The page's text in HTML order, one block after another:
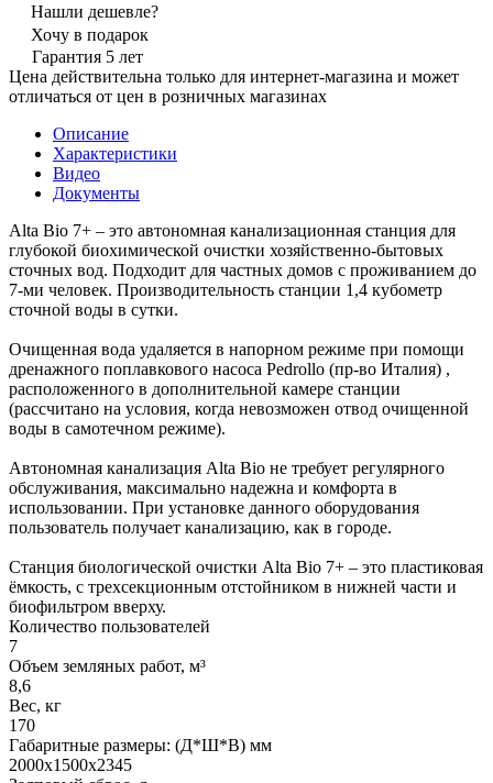
Нашли дешевле?
Хочу в подарок
Гарантия 5 лет
Цена действительна только для интернет-магазина и может
отличаться от цен в розничных магазинах
Описание
Характеристики
Видео
Документы
Alta Bio 7+ – это автономная канализационная станция для
глубокой биохимической очистки хозяйственно-бытовых
сточных вод. Подходит для частных домов с проживанием до
7-ми человек. Производительность станции 1,4 кубометр
сточной воды в сутки.
Очищенная вода удаляется в напорном режиме при помощи
дренажного поплавкового насоса Pedrollo (пр-во Италия) ,
расположенного в дополнительной камере станции
(рассчитано на условия, когда невозможен отвод очищенной
воды в самотечном режиме).
Автономная канализация Alta Bio не требует регулярного
обслуживания, максимально надежна и комфорта в
использовании. При установке данного оборудования
пользователь получает канализацию, как в городе.
Станция биологической очистки Alta Bio 7+ – это пластиковая
ёмкость, с трехсекционным отстойником в нижней части и
биофильтром вверху.
Количество пользователей
7
Объем земляных работ, м³
8,6
Вес, кг
170
Габаритные размеры: (Д*Ш*В) мм
2000х1500х2345